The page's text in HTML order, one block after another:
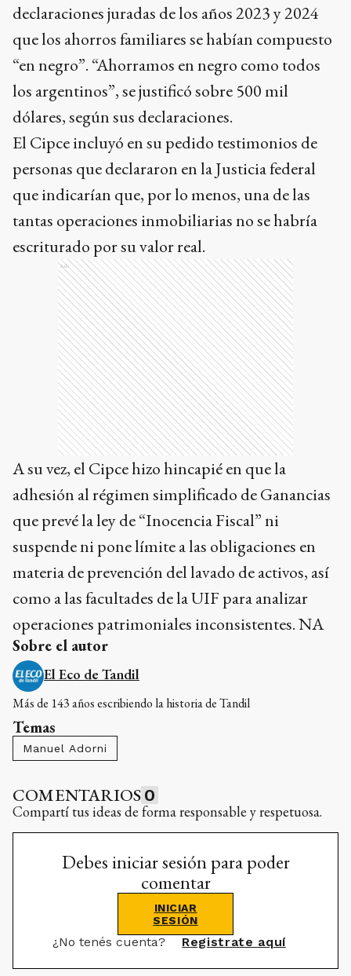
declaraciones juradas de los años 2023 y 2024
que los ahorros familiares se habían compuesto
“en negro”. “Ahorramos en negro como todos
los argentinos”, se justificó sobre 500 mil
dólares, según sus declaraciones.
El Cipce incluyó en su pedido testimonios de
personas que declararon en la Justicia federal
que indicarían que, por lo menos, una de las
tantas operaciones inmobiliarias no se habría
escriturado por su valor real.
Ads
A su vez, el Cipce hizo hincapié en que la
adhesión al régimen simplificado de Ganancias
que prevé la ley de “Inocencia Fiscal” ni
suspende ni pone límite a las obligaciones en
materia de prevención del lavado de activos, así
como a las facultades de la UIF para analizar
operaciones patrimoniales inconsistentes. NA
Sobre el autor
El Eco de Tandil
Más de 143 años escribiendo la historia de Tandil
Temas
Manuel Adorni
COMENTARIOS 0
Compartí tus ideas de forma responsable y respetuosa.
Debes iniciar sesión para poder
comentar
INICIAR
SESIÓN
¿No tenés cuenta? Registrate aquí